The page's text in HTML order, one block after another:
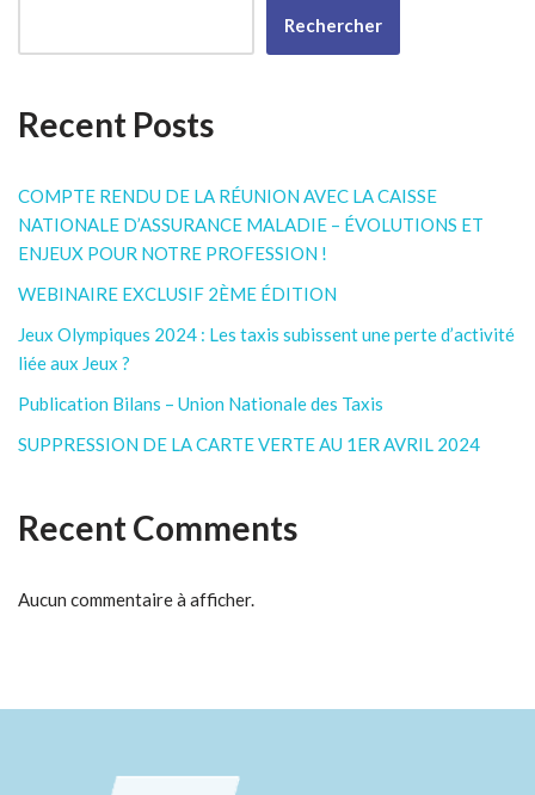
Rechercher
Recent Posts
COMPTE RENDU DE LA RÉUNION AVEC LA CAISSE
NATIONALE D’ASSURANCE MALADIE – ÉVOLUTIONS ET
ENJEUX POUR NOTRE PROFESSION !
WEBINAIRE EXCLUSIF 2ÈME ÉDITION
Jeux Olympiques 2024 : Les taxis subissent une perte d’activité
liée aux Jeux ?
Publication Bilans – Union Nationale des Taxis
SUPPRESSION DE LA CARTE VERTE AU 1ER AVRIL 2024
Recent Comments
Aucun commentaire à afficher.